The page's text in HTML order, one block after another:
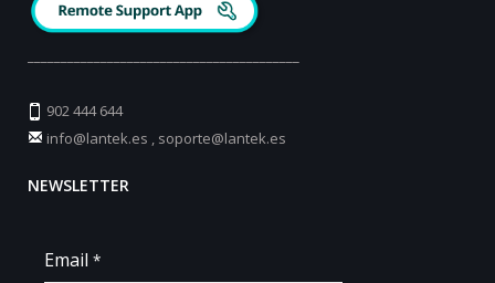
902 444 644
info@lantek.es , soporte@lantek.es
NEWSLETTER